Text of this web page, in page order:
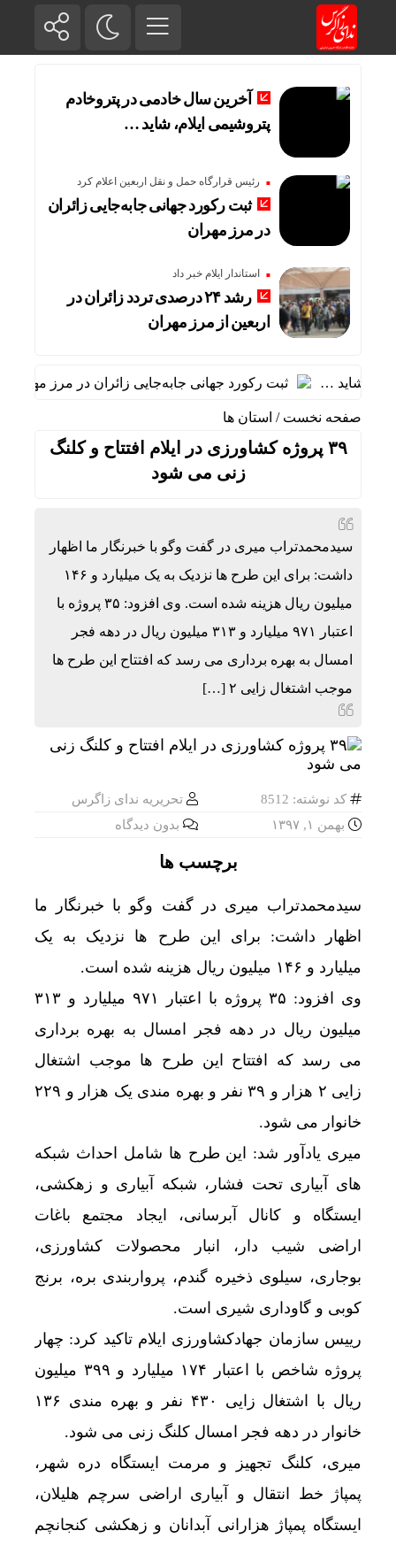
آخرین سال خادمی در پتروخادم
پتروشیمی ایلام، شاید …
رئیس قرارگاه حمل و نقل اربعین اعلام کرد
ثبت رکورد جهانی جابه‌جایی زائران
در مرز مهران
استاندار ایلام خبر داد
رشد ۲۴ درصدی تردد زائران در
اربعین از مرز مهران
شاید … ثبت رکورد جهانی جابه‌جایی زائران در مرز مهران
صفحه نخست / استان ها
۳۹ پروژه کشاورزی در ایلام افتتاح و کلنگ
زنی می شود
سیدمحمدتراب میری در گفت وگو با خبرنگار ما اظهار
داشت: برای این طرح ها نزدیک به یک میلیارد و ۱۴۶
میلیون ریال هزینه شده است. وی افزود: ۳۵ پروژه با
اعتبار ۹۷۱ میلیارد و ۳۱۳ میلیون ریال در دهه فجر
امسال به بهره برداری می رسد که افتتاح این طرح ها
موجب اشتغال زایی ۲ […]
کد نوشته: 8512
تحریریه ندای زاگرس
بهمن ۱, ۱۳۹۷
بدون دیدگاه
برچسب ها
سیدمحمدتراب میری در گفت وگو با خبرنگار ما
اظهار داشت: برای این طرح ها نزدیک به یک
میلیارد و ۱۴۶ میلیون ریال هزینه شده است.
وی افزود: ۳۵ پروژه با اعتبار ۹۷۱ میلیارد و ۳۱۳
میلیون ریال در دهه فجر امسال به بهره برداری
می رسد که افتتاح این طرح ها موجب اشتغال
زایی ۲ هزار و ۳۹ نفر و بهره مندی یک هزار و ۲۲۹
خانوار می شود.
میری یادآور شد: این طرح ها شامل احداث شبکه
های آبیاری تحت فشار، شبکه آبیاری و زهکشی،
ایستگاه و کانال آبرسانی، ایجاد مجتمع باغات
اراضی شیب دار، انبار محصولات کشاورزی،
بوجاری، سیلوی ذخیره گندم، پرواربندی بره، برنج
کوبی و گاوداری شیری است.
رییس سازمان جهادکشاورزی ایلام تاکید کرد: چهار
پروژه شاخص با اعتبار ۱۷۴ میلیارد و ۳۹۹ میلیون
ریال با اشتغال زایی ۴۳۰ نفر و بهره مندی ۱۳۶
خانوار در دهه فجر امسال کلنگ زنی می شود.
میری، کلنگ تجهیز و مرمت ایستگاه دره شهر،
پمپاژ خط انتقال و آبیاری اراضی سرچم هلیلان،
ایستگاه پمپاژ هزارانی آبدانان و زهکشی کنجانچم